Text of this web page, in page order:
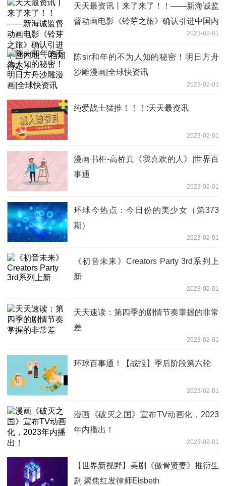
天天最资讯丨来了来了！！——新海诚监
督动画电影《铃芽之旅》确认引进中国内
2023-02-01
陈sir和年的不为人知的秘密！明日方舟
沙雕漫画|全球快资讯
2023-02-01
纯爱战士猛推！！！:天天最资讯
2023-02-01
漫画书柜-高桥真《我喜欢的人》|世界百
事通
2023-02-01
环球今热点：今日份的美少女（第373
期）
2023-02-01
《初音未来》Creators Party 3rd系列上
新
2023-02-01
天天速读：第四季的剧情节奏掌握的非常
差
2023-02-01
环球百事通！【战报】季后阶段第六轮
2023-02-01
漫画《破灭之国》宣布TV动画化，2023
年内播出！
2023-02-01
【世界新视野】美剧《傲骨贤妻》推衍生
剧 聚焦红发律师Elsbeth